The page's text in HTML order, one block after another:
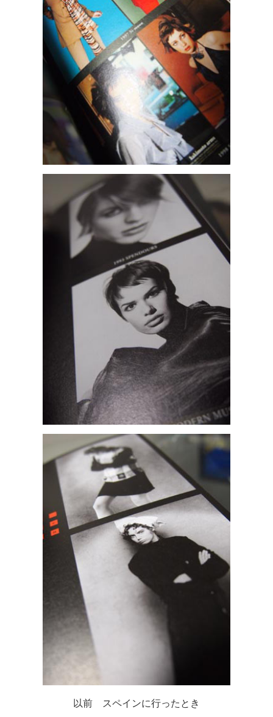
以前 スペインに行ったとき